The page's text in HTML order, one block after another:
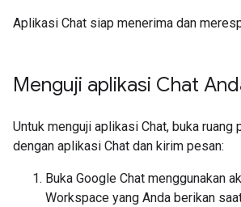
Aplikasi Chat siap menerima dan
Menguji aplikasi Chat
Untuk menguji aplikasi Chat, buka ruang
dengan aplikasi Chat dan kirim pesan:
Buka Google Chat menggunakan
Workspace yang Anda berikan